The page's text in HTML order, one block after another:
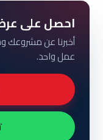
احصل على
أخبرنا عن مشروعك
عمل واحد.